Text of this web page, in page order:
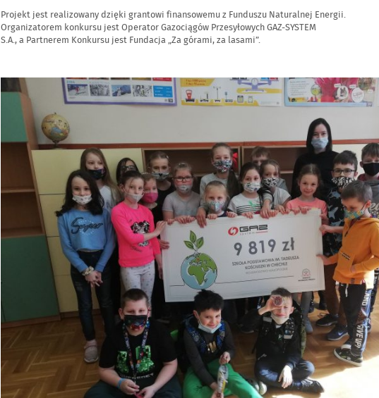
Projekt jest realizowany dzięki grantowi finansowemu z Funduszu Naturalnej Energii.
Organizatorem konkursu jest Operator Gazociągów Przesyłowych GAZ-SYSTEM
S.A., a Partnerem Konkursu jest Fundacja „Za górami, za lasami”.